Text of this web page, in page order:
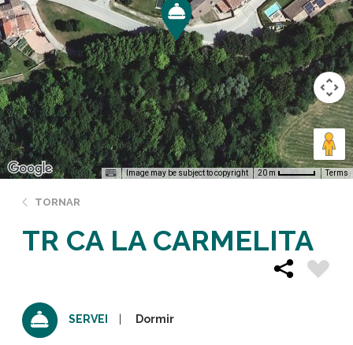
Image may be subject to copyright 20 m Terms
TORNAR
TR CA LA CARMELITA
SERVEI Dormir